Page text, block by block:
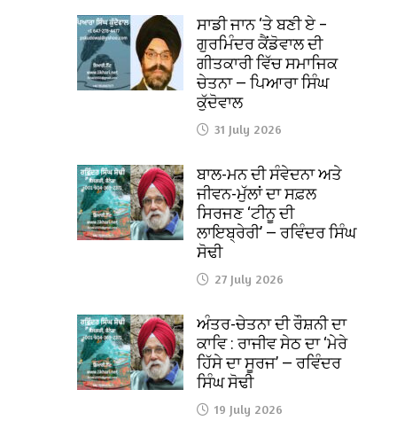
ਸਾਡੀ ਜਾਨ ‘ਤੇ ਬਣੀ ਏ –
ਗੁਰਮਿੰਦਰ ਕੈਂਡੋਵਾਲ ਦੀ
ਗੀਤਕਾਰੀ ਵਿੱਚ ਸਮਾਜਿਕ
ਚੇਤਨਾ — ਪਿਆਰਾ ਸਿੰਘ
ਕੁੱਦੋਵਾਲ
31 July 2026
ਬਾਲ-ਮਨ ਦੀ ਸੰਵੇਦਨਾ ਅਤੇ
ਜੀਵਨ-ਮੁੱਲਾਂ ਦਾ ਸਫ਼ਲ
ਸਿਰਜਣ ‘ਟੀਨੂ ਦੀ
ਲਾਇਬ੍ਰੇਰੀ’ — ਰਵਿੰਦਰ ਸਿੰਘ
ਸੋਢੀ
27 July 2026
ਅੰਤਰ-ਚੇਤਨਾ ਦੀ ਰੌਸ਼ਨੀ ਦਾ
ਕਾਵਿ : ਰਾਜੀਵ ਸੇਠ ਦਾ ‘ਮੇਰੇ
ਹਿੱਸੇ ਦਾ ਸੂਰਜ’ — ਰਵਿੰਦਰ
ਸਿੰਘ ਸੋਢੀ
19 July 2026